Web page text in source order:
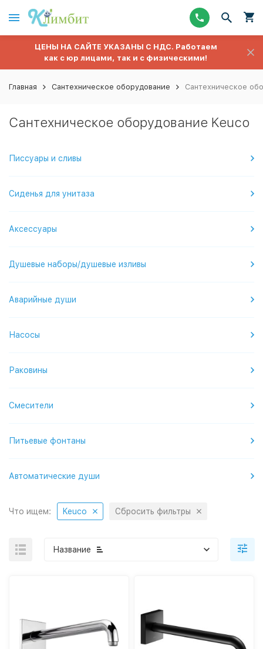
ЦЕНЫ НА САЙТЕ УКАЗАНЫ С НДС. Работаем
как с юр лицами, так и с физическими!
Главная Сантехническое оборудование Сантехническое
Сантехническое оборудование Keuco
Писсуары и сливы
Сиденья для унитаза
Аксессуары
Душевые наборы/душевые изливы
Аварийные души
Насосы
Раковины
Смесители
Питьевые фонтаны
Автоматические души
Что ищем: Keuco Сбросить фильтры
Название